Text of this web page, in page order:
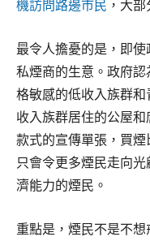
機訪問路邊市民 ，大
最令人擔憂的是，即
私煙商的生意。政府
格敏感的低收入族群
收入族群居住的公屋
款式的宣傳單張，買
只會令更多煙民走向
濟能力的煙民。
重點是，煙民不是不